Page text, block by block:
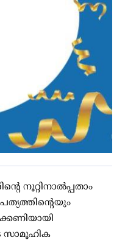
നൂറ്റിനാൽപ്പതാം
സാമൂഹിക